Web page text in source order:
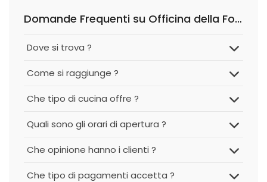
Domande Frequenti su Officina della Focaccia
Dove si trova ?
Come si raggiunge ?
Che tipo di cucina offre ?
Quali sono gli orari di apertura ?
Che opinione hanno i clienti ?
Che tipo di pagamenti accetta ?